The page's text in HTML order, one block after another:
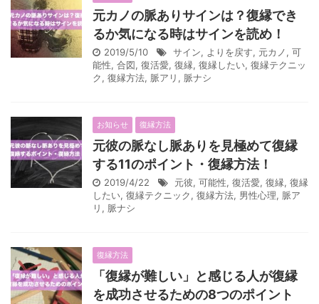
元カノの脈ありサインは？復縁でき
るか気になる時はサインを読め！
2019/5/10 サイン, よりを戻す, 元カノ, 可
能性, 合図, 復活愛, 復縁, 復縁したい, 復縁テクニッ
ク, 復縁方法, 脈アリ , 脈ナシ
お知らせ 復縁方法
元彼の脈なし脈ありを見極めて復縁
する11のポイント・復縁方法！
2019/4/22 元彼, 可能性, 復活愛, 復縁, 復縁
したい, 復縁テクニック, 復縁方法, 男性心理, 脈ア
リ , 脈ナシ
復縁方法
「復縁が難しい」と感じる人が復縁
を成功させるための8つのポイント